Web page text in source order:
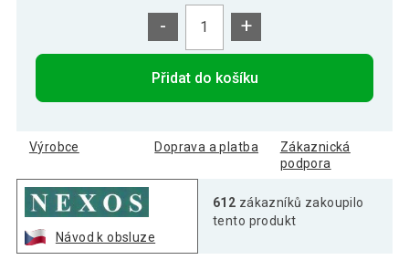
- +
Přidat do košíku
Výrobce Doprava a platba
Zákaznická
podpora
Návod k obsluze
612 zákazníků zakoupilo
tento produkt